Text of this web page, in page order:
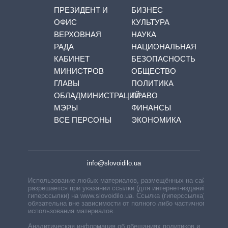
ПРЕЗИДЕНТ И
ОФИС
ВЕРХОВНАЯ
РАДА
КАБИНЕТ
МИНИСТРОВ
ГЛАВЫ
ОБЛАДМИНИСТРАЦИЙ
МЭРЫ
ВСЕ ПЕРСОНЫ
БИЗНЕС
КУЛЬТУРА
НАУКА
НАЦИОНАЛЬНАЯ
БЕЗОПАСНОСТЬ
ОБЩЕСТВО
ПОЛИТИКА
ПРАВО
ФИНАНСЫ
ЭКОНОМИКА
info@slovoidilo.ua
Использование любых материалов, размещённых на сайте,
разрешается при указании ссылки (для интернет-изданий —
гиперссылки) на www.slovoidilo.ua. Ссылка (гиперссылка)
обязательна вне зависимости от полного либо частичного
использования материалов.
Аналитическая информация об обещаниях политиков и